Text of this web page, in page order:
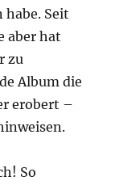
habe. Seit
aber hat
zu
Album die
erobert –
So